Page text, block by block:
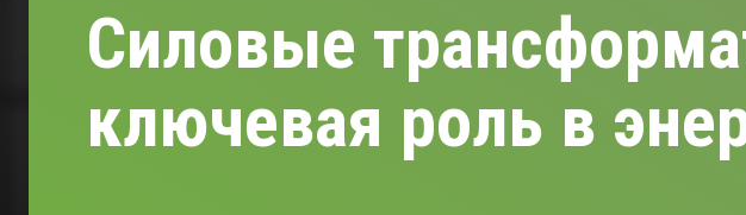
Силовые
ключевая роль в